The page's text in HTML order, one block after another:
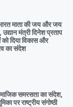
माता की जय और जय
उद्यान मंत्री दिनेश प्रताप
को दिया विकास और
का संदेश
समरसता का संदेश,
पर राष्ट्रीय संगोष्ठी